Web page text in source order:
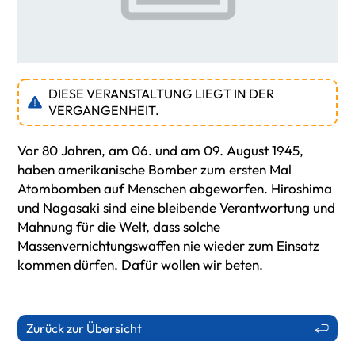
DIESE VERANSTALTUNG LIEGT IN DER
VERGANGENHEIT.
Vor 80 Jahren, am 06. und am 09. August 1945,
haben amerikanische Bomber zum ersten Mal
Atombomben auf Menschen abgeworfen. Hiroshima
und Nagasaki sind eine bleibende Verantwortung und
Mahnung für die Welt, dass solche
Massenvernichtungswaffen nie wieder zum Einsatz
kommen dürfen. Dafür wollen wir beten.
Zurück zur Übersicht